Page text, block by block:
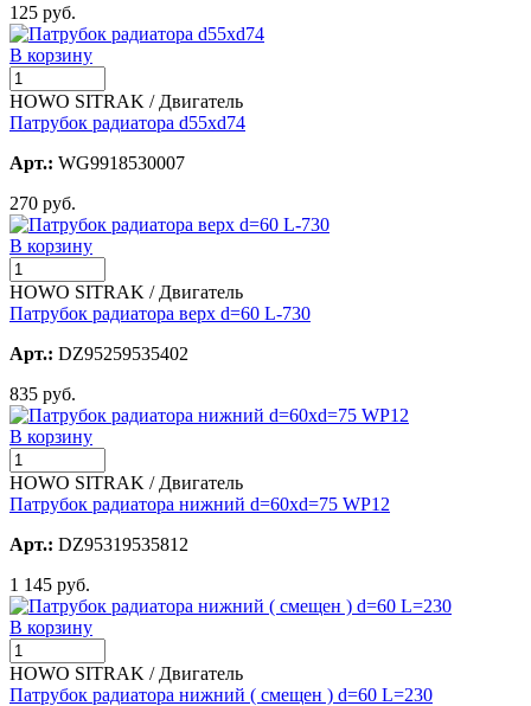
125 руб.
В корзину
HOWO SITRAK / Двигатель
Патрубок радиатора d55xd74
Арт.: WG9918530007
270 руб.
В корзину
HOWO SITRAK / Двигатель
Патрубок радиатора верх d=60 L-730
Арт.: DZ95259535402
835 руб.
В корзину
HOWO SITRAK / Двигатель
Патрубок радиатора нижний d=60xd=75 WP12
Арт.: DZ95319535812
1 145 руб.
В корзину
HOWO SITRAK / Двигатель
Патрубок радиатора нижний ( смещен ) d=60 L=230